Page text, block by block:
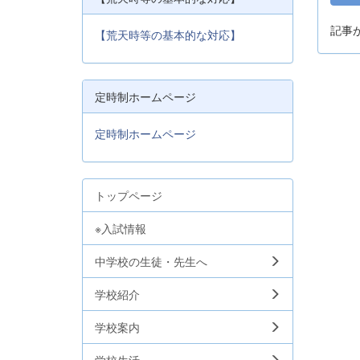
記事
【荒天時等の基本的な対応】
定時制ホームページ
定時制ホームページ
トップページ
※入試情報
中学校の生徒・先生へ
学校紹介
学校案内